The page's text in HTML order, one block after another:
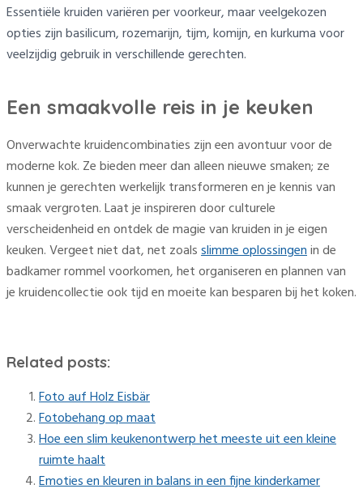
Essentiële kruiden variëren per voorkeur, maar veelgekozen
opties zijn basilicum, rozemarijn, tijm, komijn, en kurkuma voor
veelzijdig gebruik in verschillende gerechten.
Een smaakvolle reis in je keuken
Onverwachte kruidencombinaties zijn een avontuur voor de
moderne kok. Ze bieden meer dan alleen nieuwe smaken; ze
kunnen je gerechten werkelijk transformeren en je kennis van
smaak vergroten. Laat je inspireren door culturele
verscheidenheid en ontdek de magie van kruiden in je eigen
keuken. Vergeet niet dat, net zoalsslimme oplossingenin de
badkamer rommel voorkomen, het organiseren en plannen van
je kruidencollectie ook tijd en moeite kan besparen bij het koken.
Related posts:
Foto auf Holz Eisbär
Fotobehang op maat
Hoe een slim keukenontwerp het meeste uit een kleine
ruimte haalt
Emoties en kleuren in balans in een fijne kinderkamer